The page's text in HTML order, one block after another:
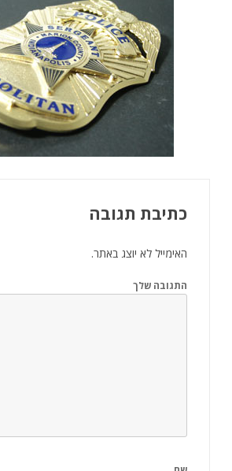
כתיבת תגובה
האימייל לא יוצג באתר.
התגובה שלך